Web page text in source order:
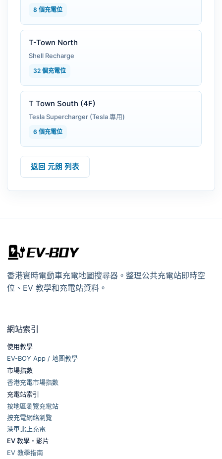
8 個充電位
T-Town North
Shell Recharge
32 個充電位
T Town South (4F)
Tesla Supercharger (Tesla 專用)
6 個充電位
返回 元朗 列表
香港實時電動車充電地圖搜尋器。整理公共充電站即時空
位、EV 教學和充電站資料。
網站索引
使用教學
EV-BOY App / 地圖教學
市場指數
香港充電市場指數
充電站索引
按地區瀏覽充電站
按充電網絡瀏覽
港車北上充電
EV 教學・影片
EV 教學指南